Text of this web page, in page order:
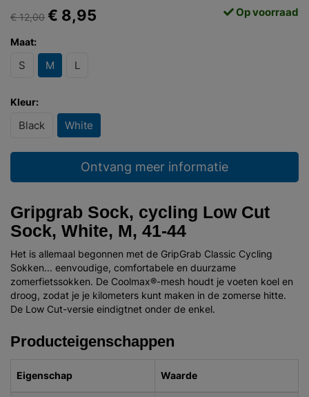
€ 12,00 € 8,95 Op voorraad
Maat:
S M L
Kleur:
Black White
Ontvang meer informatie
Gripgrab Sock, cycling Low Cut
Sock, White, M, 41-44
Het is allemaal begonnen met de GripGrab Classic Cycling
Sokken... eenvoudige, comfortabele en duurzame
zomerfietssokken. De Coolmax®-mesh houdt je voeten koel en
droog, zodat je je kilometers kunt maken in de zomerse hitte.
De Low Cut-versie eindigtnet onder de enkel.
Producteigenschappen
Eigenschap Waarde